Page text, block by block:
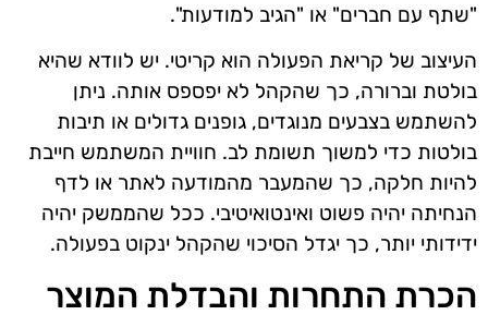
"שתף עם חברים" או "הגיב למודעות".
העיצוב של קריאת הפעולה הוא קריטי. יש לוודא שהיא
בולטת וברורה, כך שהקהל לא יפספס אותה. ניתן
להשתמש בצבעים מנוגדים, גופנים גדולים או תיבות
בולטות כדי למשוך תשומת לב. חוויית המשתמש חייבת
להיות חלקה, כך שהמעבר מהמודעה לאתר או לדף
הנחיתה יהיה פשוט ואינטואיטיבי. ככל שהממשק יהיה
ידידותי יותר, כך יגדל הסיכוי שהקהל ינקוט בפעולה.
הכרת התחרות והבדלת המוצר